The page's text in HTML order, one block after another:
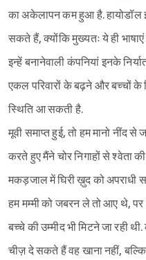
का अकेलापन कम हुआ है. हायोडॉल
सकते हैं, क्योंकि मुख्यतः ये ही
इन्हें बनानेवाली कंपनियां इनके
एकल परिवारों के बढ़ने और बच्चों
स्थिति आ सकती है.
मूवी समाप्त हुई, तो हम मानो नींद
करते हुए मैंने चोर निगाहों से श्‍वेता
मकड़जाल में घिरी ख़ुद को अपराधी
हम मम्मी को जबरन ले तो आए थे,
बच्चे की उम्मीद भी मिटने जा रही
चीज़ दे सकते हैं वह खाना नहीं,